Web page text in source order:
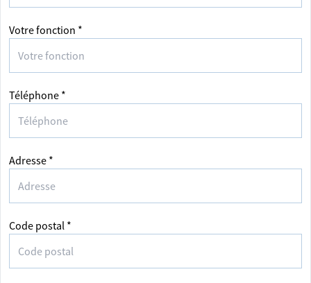
Votre fonction *
Téléphone *
Adresse *
Code postal *